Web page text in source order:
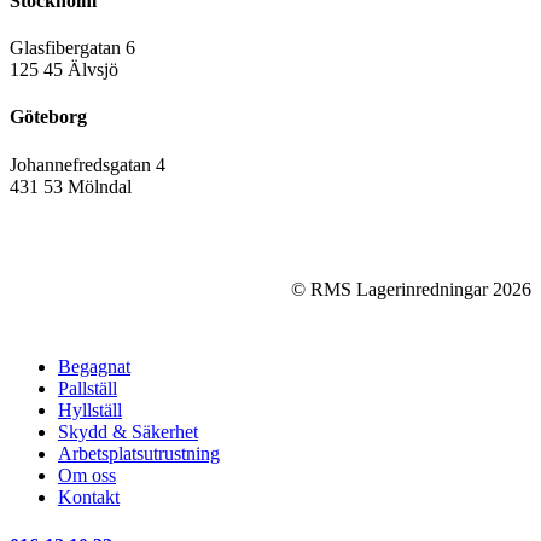
Glasfibergatan 6
125 45 Älvsjö
Göteborg
Johannefredsgatan 4
431 53 Mölndal
© RMS Lagerinredningar 2026
Close
Menu
Begagnat
Pallställ
Hyllställ
Skydd & Säkerhet
Arbetsplatsutrustning
Om oss
Kontakt